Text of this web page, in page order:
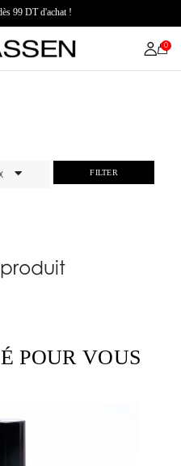
99 DT d'achat !
0
FILTER
POUR VOUS